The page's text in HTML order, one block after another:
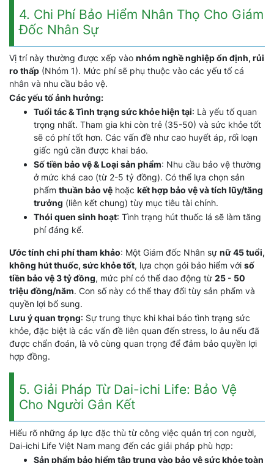
4. Chi Phí Bảo Hiểm Nhân Thọ Cho Giám
Đốc Nhân Sự
Vị trí này thường được xếp vào nhóm nghề nghiệp ổn định, rủi
ro thấp (Nhóm 1). Mức phí sẽ phụ thuộc vào các yếu tố cá
nhân và nhu cầu bảo vệ.
Các yếu tố ảnh hưởng:
Tuổi tác & Tình trạng sức khỏe hiện tại: Là yếu tố quan
trọng nhất. Tham gia khi còn trẻ (35-50) và sức khỏe tốt
sẽ có phí tốt hơn. Các vấn đề như cao huyết áp, rối loạn
giấc ngủ cần được khai báo.
Số tiền bảo vệ & Loại sản phẩm: Nhu cầu bảo vệ thường
ở mức khá cao (từ 2-5 tỷ đồng). Có thể lựa chọn sản
phẩm thuần bảo vệ hoặc kết hợp bảo vệ và tích lũy/tăng
trưởng (liên kết chung) tùy mục tiêu tài chính.
Thói quen sinh hoạt: Tình trạng hút thuốc lá sẽ làm tăng
phí đáng kể.
Ước tính chi phí tham khảo: Một Giám đốc Nhân sự nữ 45 tuổi,
không hút thuốc, sức khỏe tốt, lựa chọn gói bảo hiểm với số
tiền bảo vệ 3 tỷ đồng, mức phí có thể dao động từ 25 - 50
triệu đồng/năm. Con số này có thể thay đổi tùy sản phẩm và
quyền lợi bổ sung.
Lưu ý quan trọng: Sự trung thực khi khai báo tình trạng sức
khỏe, đặc biệt là các vấn đề liên quan đến stress, lo âu nếu đã
được chẩn đoán, là vô cùng quan trọng để đảm bảo quyền lợi
hợp đồng.
5. Giải Pháp Từ Dai-ichi Life: Bảo Vệ
Cho Người Gắn Kết
Hiểu rõ những áp lực đặc thù từ công việc quản trị con người,
Dai-ichi Life Việt Nam mang đến các giải pháp phù hợp:
Sản phẩm bảo hiểm tập trung vào bảo vệ sức khỏe toàn